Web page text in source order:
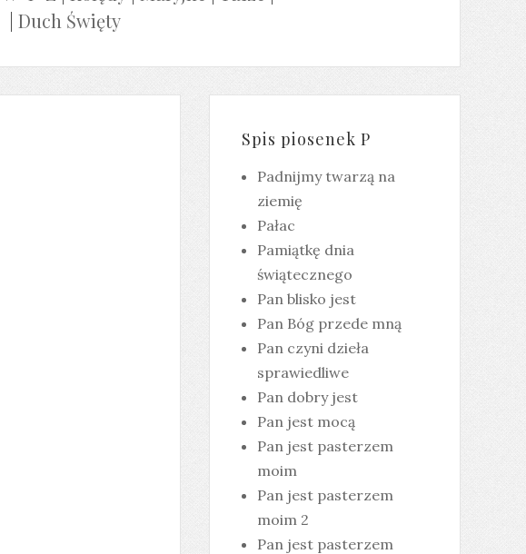
Duch Święty
Spis piosenek P
Padnijmy twarzą na
ziemię
Pałac
Pamiątkę dnia
świątecznego
Pan blisko jest
Pan Bóg przede mną
Pan czyni dzieła
sprawiedliwe
Pan dobry jest
Pan jest mocą
Pan jest pasterzem
moim
Pan jest pasterzem
moim 2
Pan jest pasterzem